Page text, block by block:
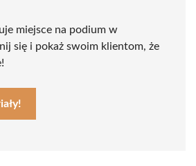
miejsce na podium w
się i pokaż swoim klientom, że